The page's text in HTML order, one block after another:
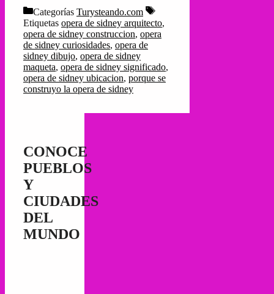
Categorías Turysteando.com
Etiquetas opera de sidney arquitecto,
opera de sidney construccion, opera
de sidney curiosidades, opera de
sidney dibujo, opera de sidney
maqueta, opera de sidney significado,
opera de sidney ubicacion, porque se
construyo la opera de sidney
CONOCE
PUEBLOS
Y
CIUDADES
DEL
MUNDO